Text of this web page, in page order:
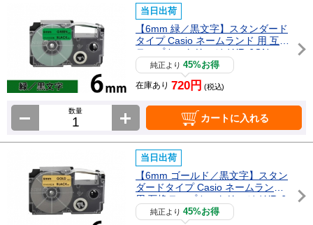
当日出荷
【6mm 緑／黒文字】スタンダード
タイプ Casio ネームランド 用 互換
テープカートリッジ / XR-6GN
純正より45%お得
在庫あり 720円 (税込)
数量
カートに入れる
当日出荷
【6mm ゴールド／黒文字】スタン
ダードタイプ Casio ネームランド
用 互換テープカートリッジ / XR-6
GD純正より45%お得